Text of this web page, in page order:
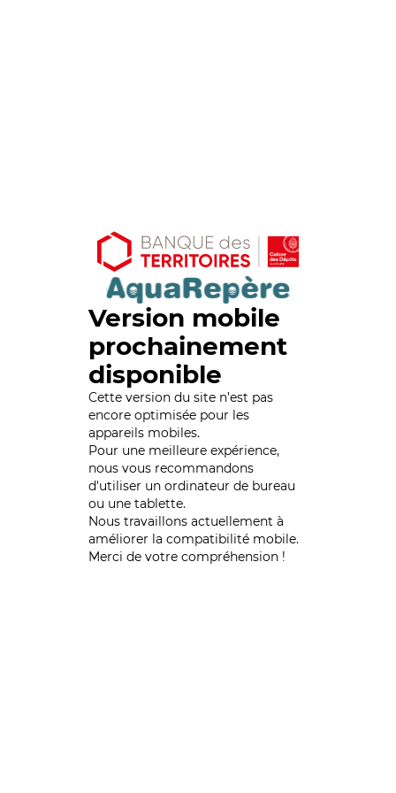
Version mobile
prochainement
disponible
Cette version du site n’est pas
encore optimisée pour les
appareils mobiles.
Pour une meilleure expérience,
nous vous recommandons
d'utiliser un ordinateur de bureau
ou une tablette.
Nous travaillons actuellement à
améliorer la compatibilité mobile.
Merci de votre compréhension !